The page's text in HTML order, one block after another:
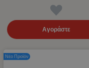
Αγοράστε
Νέο Προϊόν